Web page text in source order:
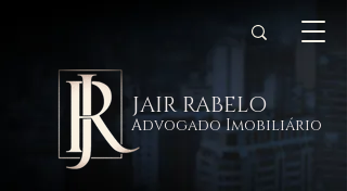
JAIR RABELO
Advogado Imobiliário